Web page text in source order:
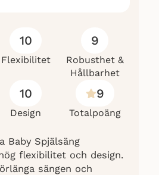
10
Flexibilitet
9
Robusthet &
Hållbarhet
10
Design
9
Totalpoäng
Baby Spjälsäng
flexibilitet och design.
sängen och